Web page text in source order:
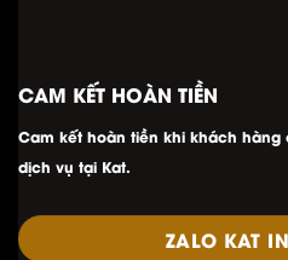
CAM KẾT HOÀN TIỀN
Cam kết hoàn tiền khi khách
dịch vụ tại Kat.
ZALO KAT